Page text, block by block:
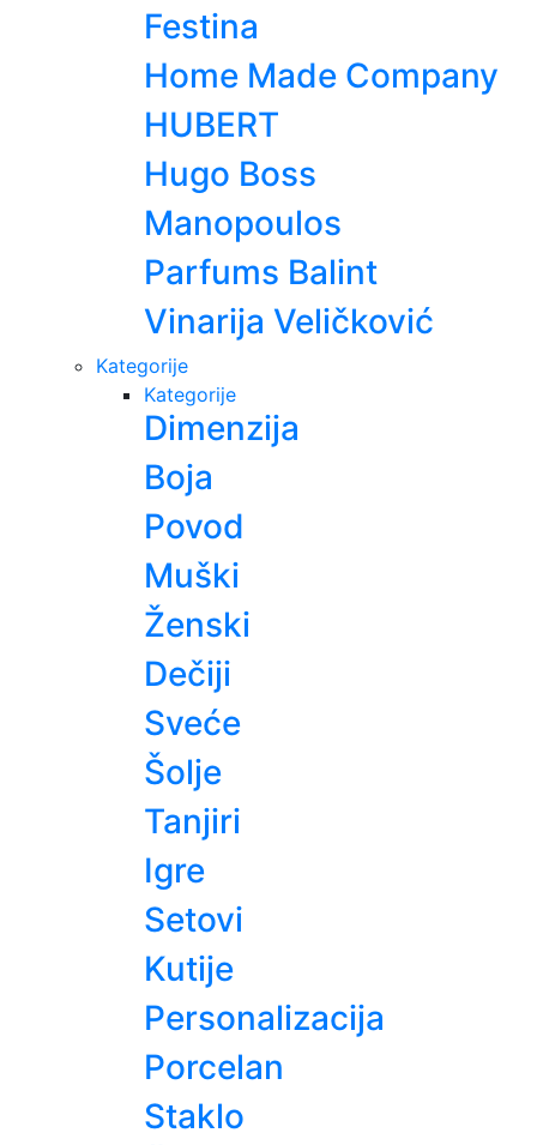
Festina
Home Made Company
HUBERT
Hugo Boss
Manopoulos
Parfums Balint
Vinarija Veličković
Kategorije
Kategorije
Dimenzija
Boja
Povod
Muški
Ženski
Dečiji
Sveće
Šolje
Tanjiri
Igre
Setovi
Kutije
Personalizacija
Porcelan
Staklo